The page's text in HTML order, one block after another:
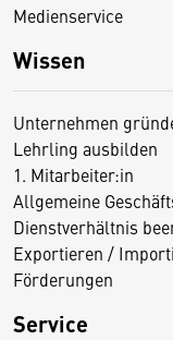
Medienservice
Wissen
Unternehmen
Lehrling ausbilden
1. Mitarbeiter:in
Allgemeine
Dienstverhältnis
Exportieren /
Förderungen
Service